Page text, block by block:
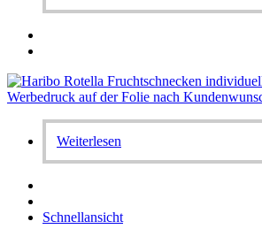
Weiterlesen
Schnellansicht